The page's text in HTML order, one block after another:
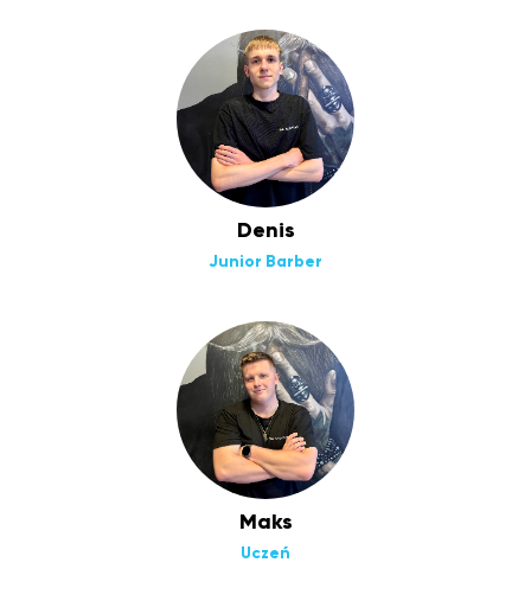
Denis
Junior Barber
Maks
Uczeń